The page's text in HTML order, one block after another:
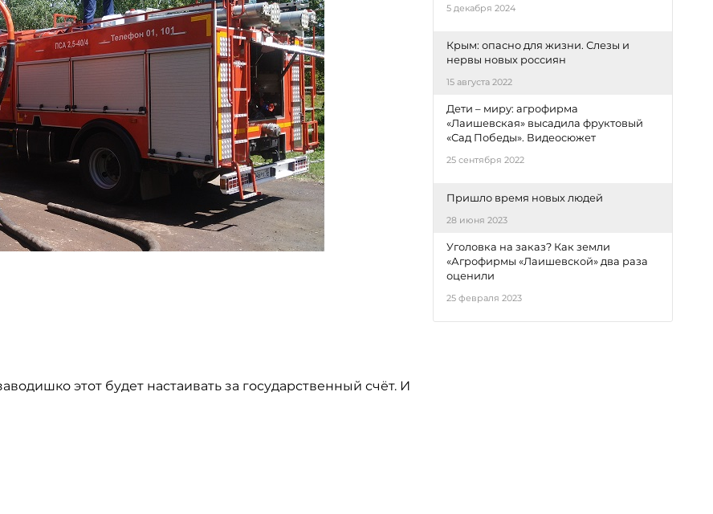
этот будет настаивать за государственный счёт. И
5 декабря 2024
Крым: опасно для жизни. Слезы и
нервы новых россиян
15 августа 2022
Дети – миру: агрофирма
«Лаишевская» высадила фруктовый
«Сад Победы». Видеосюжет
25 сентября 2022
Пришло время новых людей
28 июня 2023
Уголовка на заказ? Как земли
«Агрофирмы «Лаишевской» два раза
оценили
25 февраля 2023